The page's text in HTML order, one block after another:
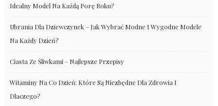
Idealny Model Na Każdą Porę Roku?
Ubrania Dla Dziewczynek – Jak Wybrać Modne I Wygodne Modele
Na Każdy Dzień?
Ciasta Ze Śliwkami – Najlepsze Przepisy
Witaminy Na Co Dzień: Które Są Niezbędne Dla Zdrowia I
Dlaczego?